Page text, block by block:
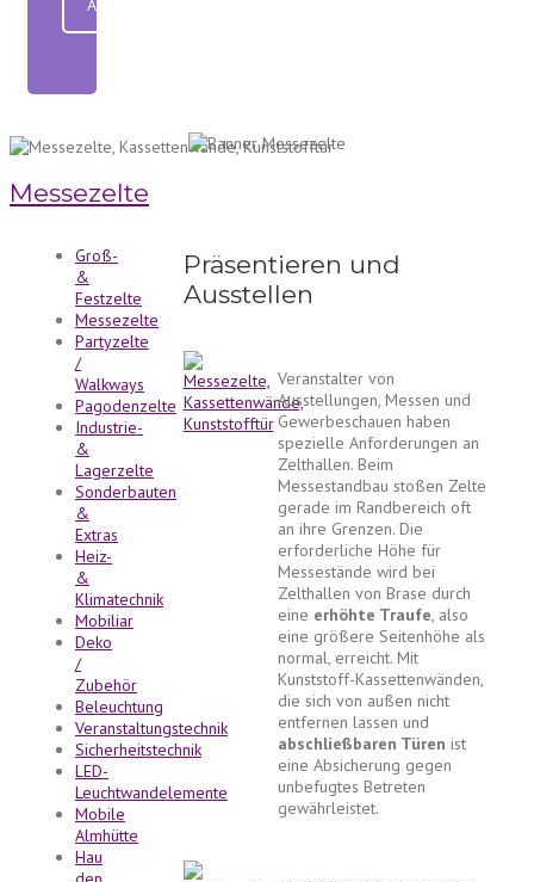
Anfrage senden
Messezelte
Groß-
&
Festzelte
Messezelte
Partyzelte
/
Walkways
Pagodenzelte
Industrie-
&
Lagerzelte
Sonderbauten
&
Extras
Heiz-
&
Klimatechnik
Mobiliar
Deko
/
Zubehör
Beleuchtung
Veranstaltungstechnik
Sicherheitstechnik
LED-
Leuchtwandelemente
Mobile
Almhütte
Hau
Präsentieren und
Ausstellen
Veranstalter von
Ausstellungen, Messen und
Gewerbeschauen haben
spezielle Anforderungen an
Zelthallen. Beim
Messestandbau stoßen Zelte
gerade im Randbereich oft
an ihre Grenzen. Die
erforderliche Höhe für
Messestände wird bei
Zelthallen von Brase durch
eine erhöhte Traufe, also
eine größere Seitenhöhe als
normal, erreicht. Mit
Kunststoff-Kassettenwänden,
die sich von außen nicht
entfernen lassen und
abschließbaren Türen ist
eine Absicherung gegen
unbefugtes Betreten
gewährleistet.